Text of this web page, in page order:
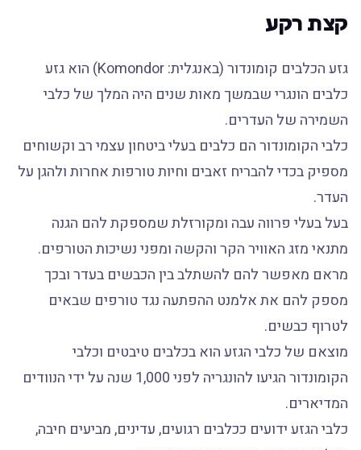
קצת רקע
גזע הכלבים קומונדור (באנגלית: Komondor) הוא גזע
כלבים הונגרי שבמשך מאות שנים היה המלך של כלבי
השמירה של העדרים.
כלבי הקומונדור הם כלבים בעלי ביטחון עצמי רב וקשוחים
מספיק בכדי להבריח זאבים וחיות טורפות אחרות ולהגן על
העדר.
בעל בעלי פרווה עבה ומקורזלת שמספקת להם הגנה
מתנאי מזג האוויר הקר והקשה ומפני נשיכות הטורפים.
מראם מאפשר להם להשתלב בין הכבשים בעדר ובכך
מספק להם את אלמנט ההפתעה נגד טורפים שבאים
לטרוף כבשים.
מוצאם של כלבי הגזע הוא בכלבים טיבטים וכלבי
הקומונדור הגיעו להונגריה לפני 1,000 שנה על ידי הנוודים
המדיארים.
כלבי הגזע ידועים ככלבים רגועים, עדינים, מביעים חיבה,